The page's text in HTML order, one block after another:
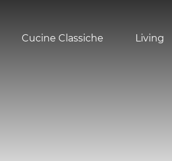
Cucine Classiche Living